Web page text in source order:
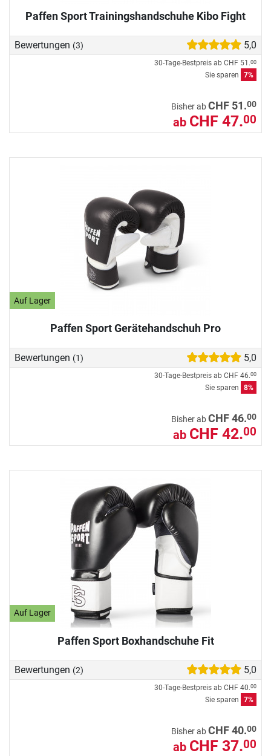
Paffen Sport Trainingshandschuhe Kibo Fight
Bewertungen (3) 5,0
30-Tage-Bestpreis ab CHF 51.00
Sie sparen 7%
Bisher abCHF 51.00
ab CHF 47.00
Auf Lager
Paffen Sport Gerätehandschuh Pro
Bewertungen (1) 5,0
30-Tage-Bestpreis ab CHF 46.00
Sie sparen 8%
Bisher abCHF 46.00
ab CHF 42.00
Auf Lager
Paffen Sport Boxhandschuhe Fit
Bewertungen (2) 5,0
30-Tage-Bestpreis ab CHF 40.00
Sie sparen 7%
Bisher abCHF 40.00
ab CHF 37.00